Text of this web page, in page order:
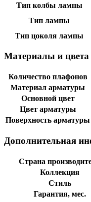
Тип колбы лампы
Тип лампы
Тип цоколя лампы
Материалы и цвета
Количество плафонов
Материал арматуры
Основной цвет
Цвет арматуры
Поверхность арматуры
Дополнительная
Страна
Коллекция
Стиль
Гарантия, мес.